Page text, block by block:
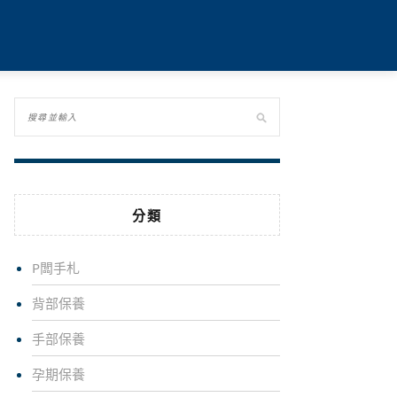
分類
P闆手札
背部保養
手部保養
孕期保養